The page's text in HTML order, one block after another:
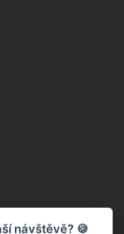
návštěvě? 🍪